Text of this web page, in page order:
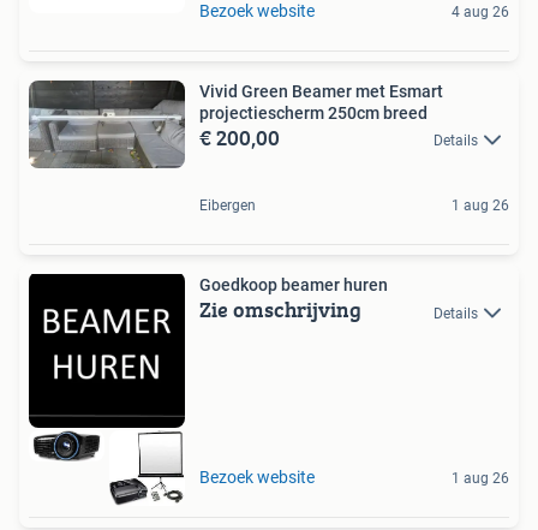
Bezoek website 4 aug 26
Vivid Green Beamer met Esmart
projectiescherm 250cm breed
€ 200,00 Details
Eibergen 1 aug 26
Goedkoop beamer huren
Zie omschrijving Details
Bezoek website 1 aug 26